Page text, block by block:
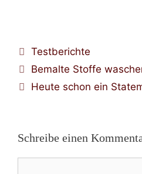
Kategorien
Testberichte
Bemalte Stoffe
Heute schon ein
Schreibe einen